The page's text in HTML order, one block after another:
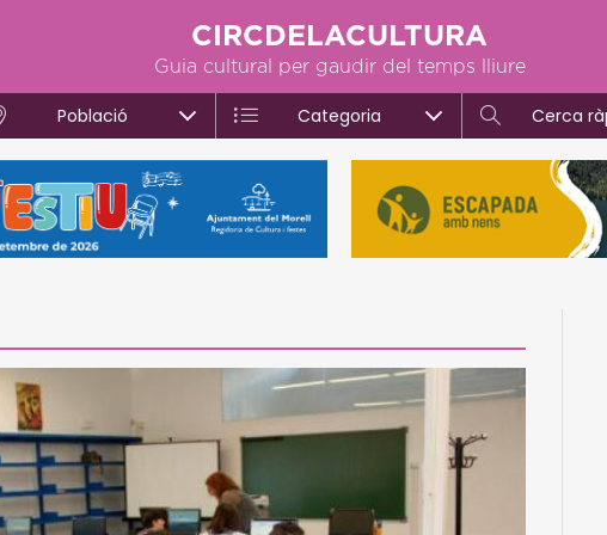
CIRCDELACULTURA
Guia cultural per gaudir del temps lliure
Població Categoria Cerca